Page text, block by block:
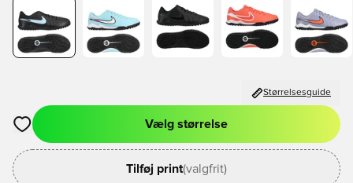
Størrelsesguide
Åbner en Modal til at logge ind eller tilmelde dig som medlem
Vælg størrelse
Tilføj print(valgfrit)